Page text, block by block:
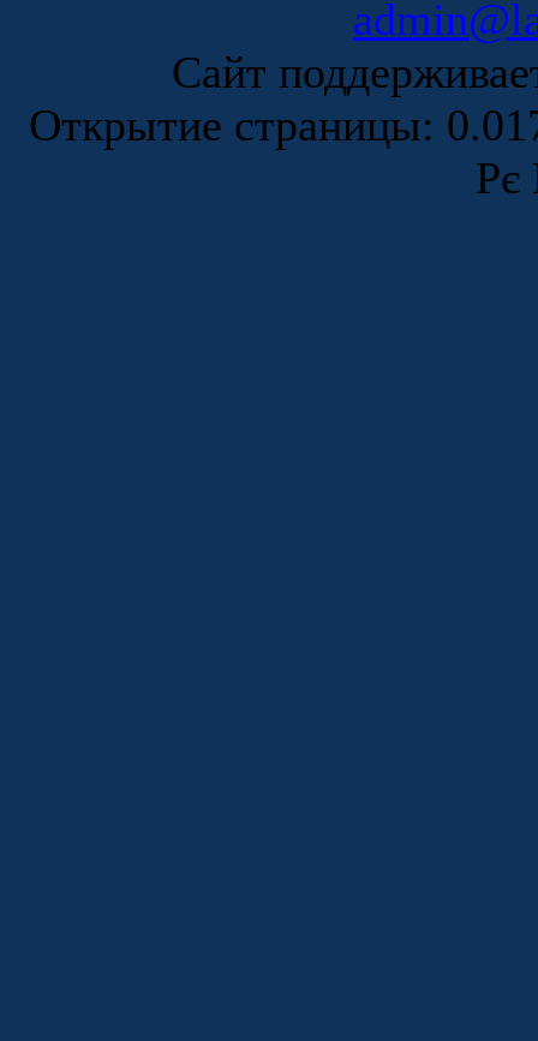
Сайт
Открытие страницы:
Рє